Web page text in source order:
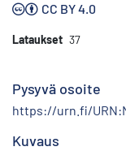
CC BY 4.0
Lataukset 37
Pysyvä osoite
https://urn.fi/
Kuvaus